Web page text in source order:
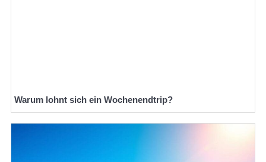
Warum lohnt sich ein Wochenendtrip?